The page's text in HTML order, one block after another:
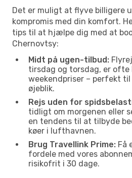
Det er muligt at flyve billigere
kompromis med din komfort.
tips til at hjælpe dig med at
Chernovtsy:
Midt på ugen-tilbud:
tirsdag og torsdag, er ofte
weekendpriser – perfekt
øjeblik.
Rejs uden for
tidligt om morgenen eller
en tendens til at tilbyde
køer i lufthavnen.
Brug Travellink Prime: Få
fordele med vores
risikofrit i 30 dage.